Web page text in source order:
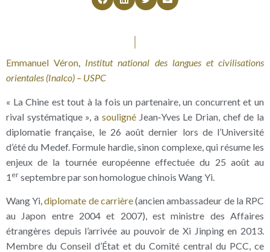
Emmanuel Véron, Institut national des langues et civilisations
orientales (Inalco) – USPC
« La Chine est tout à la fois un partenaire, un concurrent et un
rival systématique », a soulignéJean‑Yves Le Drian, chef de la
diplomatie française, le 26 août dernier lors de l’Université
d’été du Medef. Formule hardie, sinon complexe, qui résume les
enjeux de la tournée européenne effectuée du 25 août au
1 er septembre par son homologue chinois Wang Yi.
Wang Yi,diplomate de carrière(ancien ambassadeur de la RPC
au Japon entre 2004 et 2007), est ministre des Affaires
étrangères depuis l’arrivée au pouvoir de Xi Jinping en 2013.
Membre du Conseil d’État et du Comité central du PCC, ce